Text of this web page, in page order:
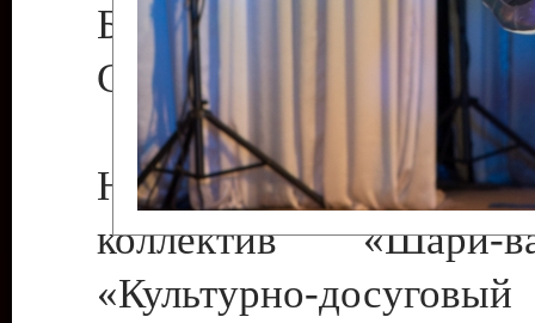
Бендеры ,
Светлана Георгиевна
Народный цирковой
коллектив
«Культурно-